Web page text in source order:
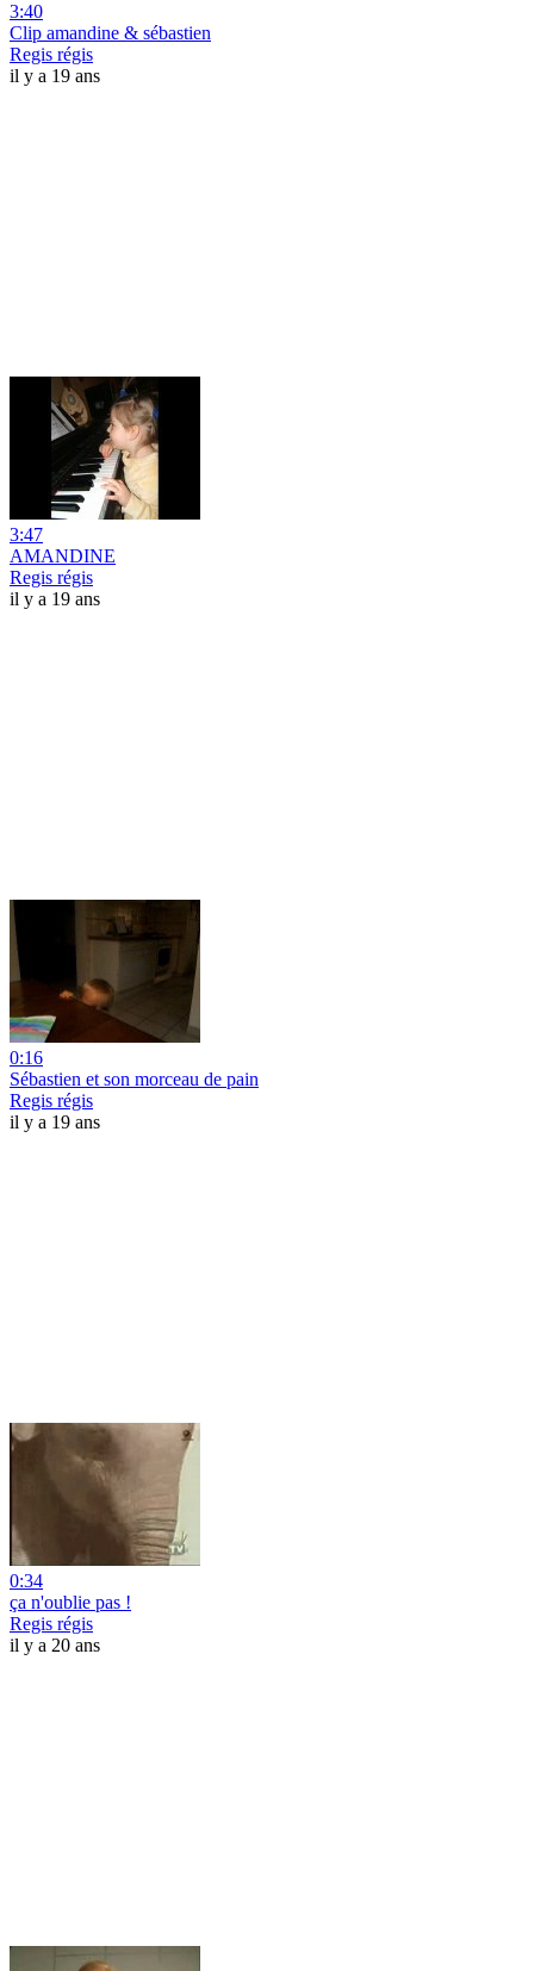
3:40
Clip amandine & sébastien
Regis régis
il y a 19 ans
3:47
AMANDINE
Regis régis
il y a 19 ans
0:16
Sébastien et son morceau de pain
Regis régis
il y a 19 ans
0:34
ça n'oublie pas !
Regis régis
il y a 20 ans